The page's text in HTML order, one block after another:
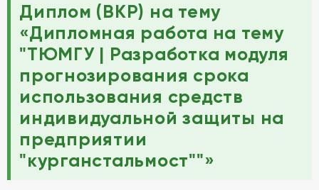
Диплом (ВКР) на тему
«Дипломная работа на тему
"ТЮМГУ | Разработка модуля
прогнозирования срока
использования средств
индивидуальной защиты на
предприятии
"курганстальмост""»